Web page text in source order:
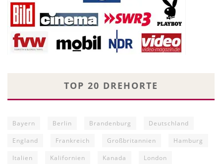
TOP 20 DREHORTE
Bayern Berlin Brandenburg Deutschland
England Frankreich Großbritannien Hamburg
Italien Kalifornien Kanada London